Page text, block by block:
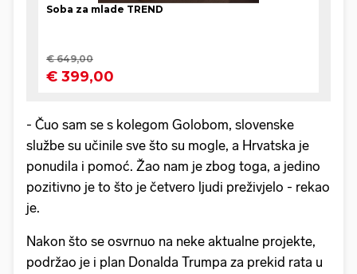
- Čuo sam se s kolegom Golobom, slovenske
službe su učinile sve što su mogle, a Hrvatska je
ponudila i pomoć. Žao nam je zbog toga, a jedino
pozitivno je to što je četvero ljudi preživjelo - rekao
je.
Nakon što se osvrnuo na neke aktualne projekte,
podržao je i plan Donalda Trumpa za prekid rata u